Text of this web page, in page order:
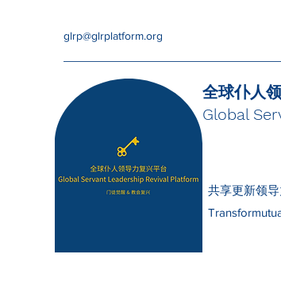
glrp@glrplatform.org
全球仆人
Global
共享更新领导